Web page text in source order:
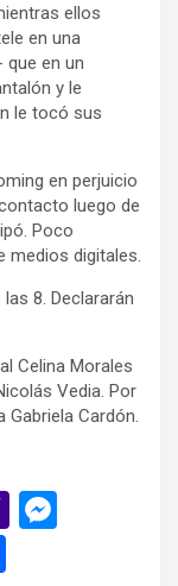
ellos
en una
en un
y le
le tocó sus
en perjuicio
luego de
Poco
medios digitales.
8. Declararán
Celina Morales
Vedia. Por
Gabriela Cardón.
Y